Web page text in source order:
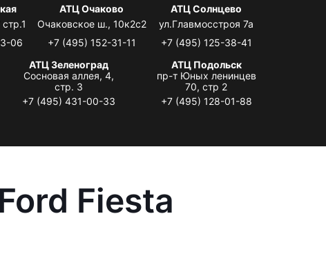
06
АТЦ Очаково
Очаковское ш., 10к2с2
+7 (495) 152-31-11
АТЦ Солнцево
ул.Главмосстроя 7а
+7 (495) 125-38-41
АТЦ Зеленоград
Сосновая аллея, 4,
стр. 3
+7 (495) 431-00-33
АТЦ Подольск
пр-т Юных ленинцев
70, стр 2
+7 (495) 128-01-88
Fiesta